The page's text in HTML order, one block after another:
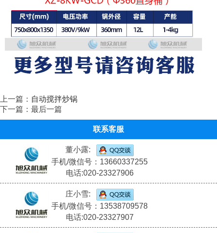
上一篇： 自动搅拌炒锅
下一篇：最后一篇
联系客服
董小露:
手机/微信号：13660337255
电话:020-23327906
庄小雪:
手机/微信号：13538709578
电话:020-23327907